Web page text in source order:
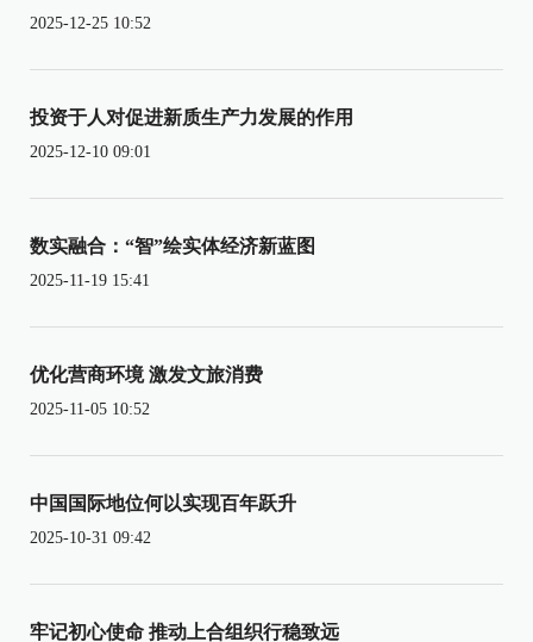
2025-12-25 10:52
投资于人对促进新质生产力发展的作用
2025-12-10 09:01
数实融合：“智”绘实体经济新蓝图
2025-11-19 15:41
优化营商环境 激发文旅消费
2025-11-05 10:52
中国国际地位何以实现百年跃升
2025-10-31 09:42
牢记初心使命 推动上合组织行稳致远